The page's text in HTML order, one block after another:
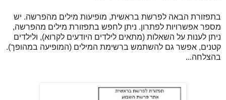
בתפזורת הבאה לפרשת בראשית, מופיעות מילים מהפרשה. יש
מספר אפשרויות לפתרון. ניתן לחפש בתפזורת מילים מהפרשה,
ניתן לענות על השאלות (מתאים לילדים היודעים לקרוא), ולילדים
קטנים, אפשר גם להשתמש ברשימת המילים (המופיעה במהופך).
בהצלחה...